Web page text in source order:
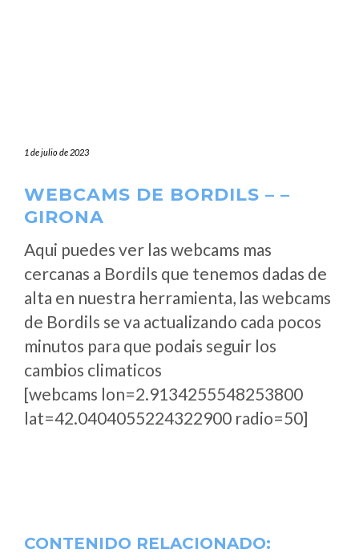
1 de julio de 2023
WEBCAMS DE BORDILS – –
GIRONA
Aqui puedes ver las webcams mas
cercanas a Bordils que tenemos dadas de
alta en nuestra herramienta, las webcams
de Bordils se va actualizando cada pocos
minutos para que podais seguir los
cambios climaticos
[webcams lon=2.9134255548253800
lat=42.0404055224322900 radio=50]
CONTENIDO RELACIONADO: